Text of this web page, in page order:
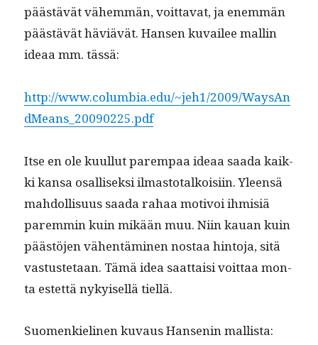
päästävät vähem­män, voit­ta­vat, ja enem­män
päästävät häviävät. Hansen kuvailee mallin
ideaa mm. tässä:
http://www.columbia.edu/~jeh1/2009/WaysAn
dMeans_20090225.pdf
Itse en ole kuul­lut parem­paa ideaa saa­da kaik­
ki kansa osal­lisek­si ilmas­totalkoisi­in. Yleen­sä
mah­dol­lisu­us saa­da rahaa motivoi ihmisiä
parem­min kuin mikään muu. Niin kauan kuin
päästö­jen vähen­tämi­nen nos­taa hin­to­ja, sitä
vas­tuste­taan. Tämä idea saat­taisi voit­taa mon­
ta estet­tä nykyisel­lä tiellä.
Suomenkieli­nen kuvaus Hans­enin mallista: